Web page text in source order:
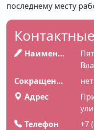
последнему месту
Наименование
Сокращенное наименование
Адрес
Телефон
+7